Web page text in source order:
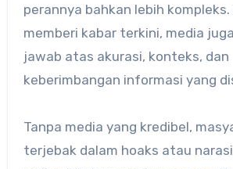
perannya bahkan lebih kompleks.
memberi kabar terkini, media
jawab atas akurasi, konteks, dan
keberimbangan informasi yang
Tanpa media yang kredibel,
terjebak dalam hoaks atau